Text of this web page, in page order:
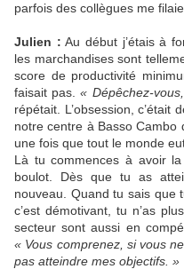
parfois des collègues me
Julien : Au début j’étais à
les marchandises sont
score de productivité
faisait pas.« Dépêchez-
répétait. L’obsession,
notre centre à Basso Cambo
une fois que tout le monde
Là tu commences à avoir
boulot. Dès que tu as
nouveau. Quand tu sais que
c’est démotivant, tu n’as
secteur sont aussi en
« Vous comprenez, si vous
pas atteindre mes objectifs. »